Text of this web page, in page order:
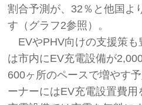
割合予測が、32％と他国よ
す（グラフ2参照）。
EVやPHV向けの支援策
は市内にEV充電設備が
600ヶ所のペースで増やす
ーナーにはEV充電設置費